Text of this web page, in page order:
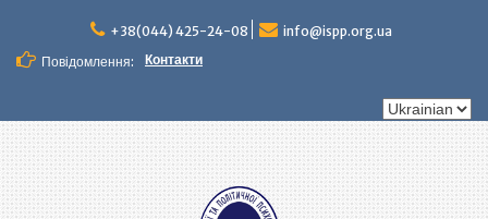
вмісту
+38(044) 425-24-08
info@ispp.org.ua
Повідомлення:
Контакти
Вибрати